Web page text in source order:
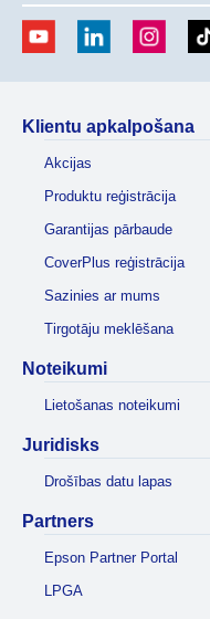
Klientu apkalpošana
Akcijas
Produktu reģistrācija
Garantijas pārbaude
CoverPlus reģistrācija
Sazinies ar mums
Tirgotāju meklēšana
Noteikumi
Lietošanas noteikumi
Juridisks
Drošības datu lapas
Partners
Epson Partner Portal
LPGA